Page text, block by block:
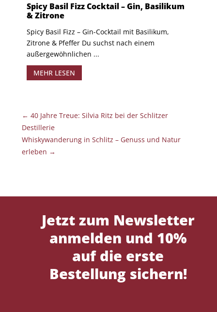
Spicy Basil Fizz Cocktail – Gin, Basilikum
& Zitrone
Spicy Basil Fizz – Gin-Cocktail mit Basilikum,
Zitrone & Pfeffer Du suchst nach einem
außergewöhnlichen ...
MEHR LESEN
← 40 Jahre Treue: Silvia Ritz bei der Schlitzer
Destillerie
Whiskywanderung in Schlitz – Genuss und Natur
erleben →
Jetzt zum Newsletter
anmelden und 10%
auf die erste
Bestellung sichern!